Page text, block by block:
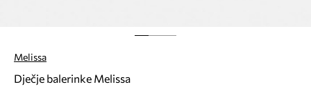
Melissa
Dječje balerinke Melissa